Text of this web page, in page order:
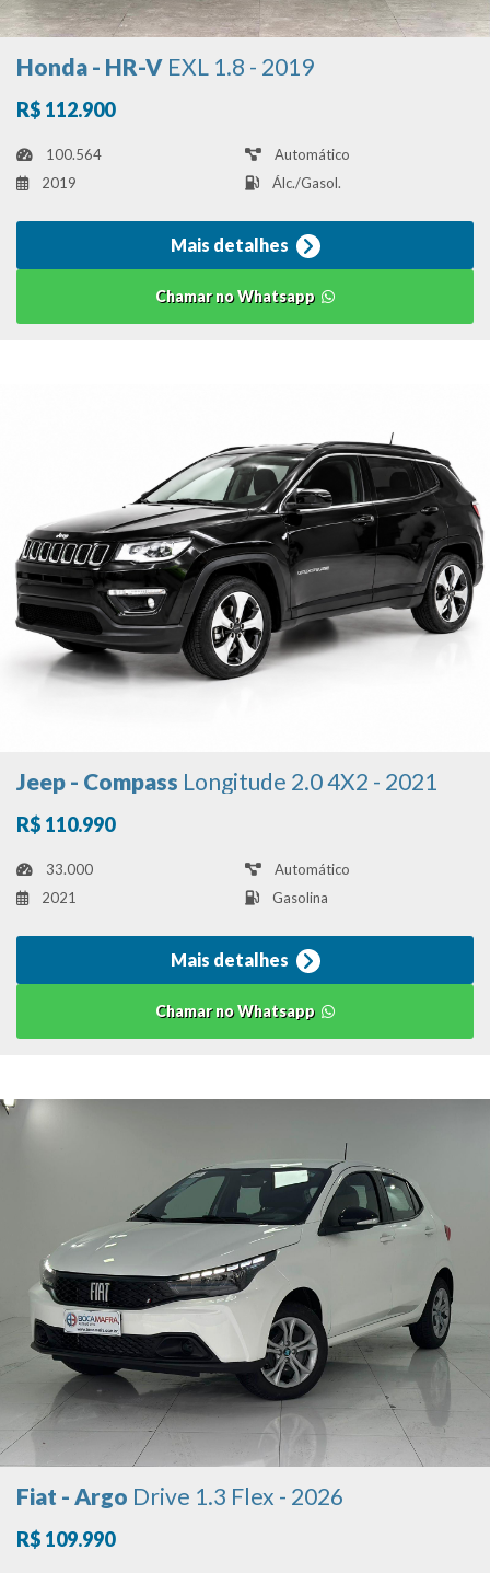
Honda - HR-V EXL 1.8 - 2019
R$ 112.900
100.564
Automático
2019
Álc./Gasol.
Mais detalhes
Chamar no Whatsapp
Jeep - Compass Longitude 2.0 4X2 - 2021
R$ 110.990
33.000
Automático
2021
Gasolina
Mais detalhes
Chamar no Whatsapp
Fiat - Argo Drive 1.3 Flex - 2026
R$ 109.990